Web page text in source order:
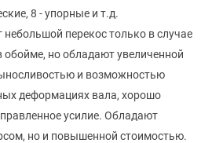
8 - упорные и т.д.
перекос только в случае
обойме, но обладают увеличенной
и возможностью
деформациях вала, хорошо
усилие. Обладают
но и повышенной стоимостью.